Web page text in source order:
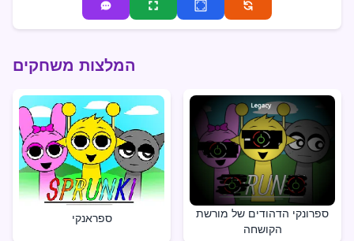
המלצות משחקים
ספראנקי
ספרונקי הדהודים של מורשת
הקושחה